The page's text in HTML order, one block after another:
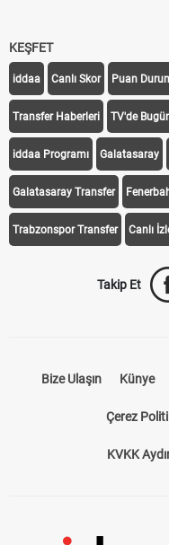
KEŞFET
iddaa Canlı Skor Puan
Transfer Haberleri TV'de
iddaa Programı Galatasaray
Galatasaray Transfer
Trabzonspor Transfer Canlı
Takip Et
Bize Ulaşın Künye
Çerez
KVKK